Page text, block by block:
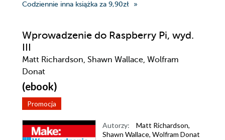
Codziennie inna książka za 9,90zł
Wprowadzenie do Raspberry Pi, wyd.
III
Matt Richardson, Shawn Wallace, Wolfram
Donat
(ebook)
Promocja
Autorzy: Matt Richardson,
Shawn Wallace, Wolfram Donat